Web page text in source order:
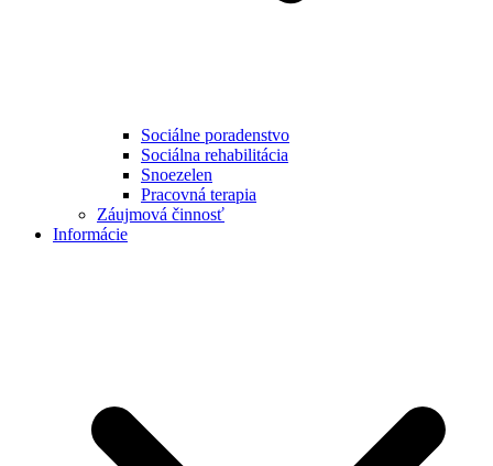
Sociálne poradenstvo
Sociálna rehabilitácia
Snoezelen
Pracovná terapia
Záujmová činnosť
Informácie